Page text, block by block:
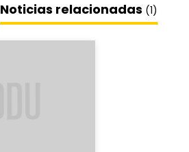
Noticias relacionadas (1)